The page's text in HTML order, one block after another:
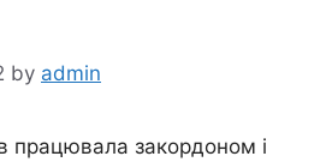
by admin
працювала закордоном і